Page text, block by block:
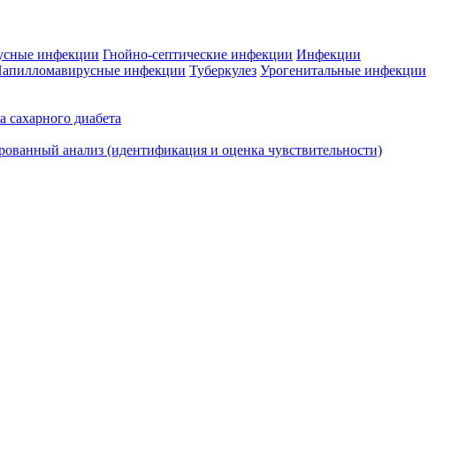
инфекции Гнойно-септические инфекции Инфекции
инфекции Туберкулез Урогенитальные инфекции
сахарного диабета
анализ (идентификация и оценка чувствительности)